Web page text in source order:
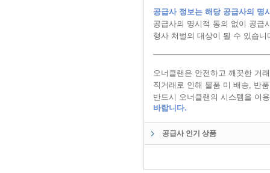
공급사 정보는 해당 공급사의 명
공급사의 명시적 동의 없이 공급
형사 처벌의 대상이 될 수 있습니
오너클랜은 안전하고 깨끗한 거
직거래로 인해 물품 미 배송, 반
반드시 오너클랜의 시스템을 이
바랍니다.
공급사 인기 상품